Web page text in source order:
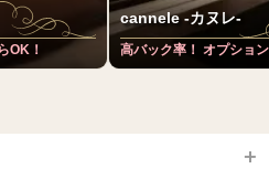
OK！
cannele -カヌレ-
高バック率！ オプショ